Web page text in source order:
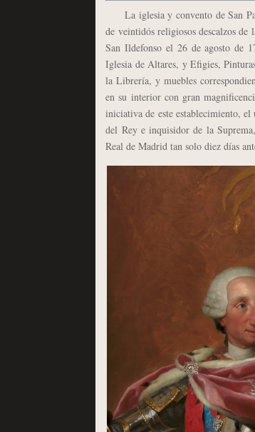
La iglesia y convento de San
de veintidós religiosos descalzos
San Ildefonso el 26 de agosto de
Iglesia de Altares, y Efigies,
la Librería, y muebles
en su interior con gran
iniciativa de este establecimiento,
del Rey e inquisidor de la
Real de Madrid tan solo diez días